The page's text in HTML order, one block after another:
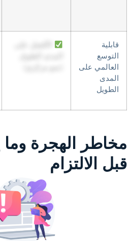
قابلية
التوسع
العالمي على
المدى
الطويل
مخاطر الهجرة
قبل الالتزام